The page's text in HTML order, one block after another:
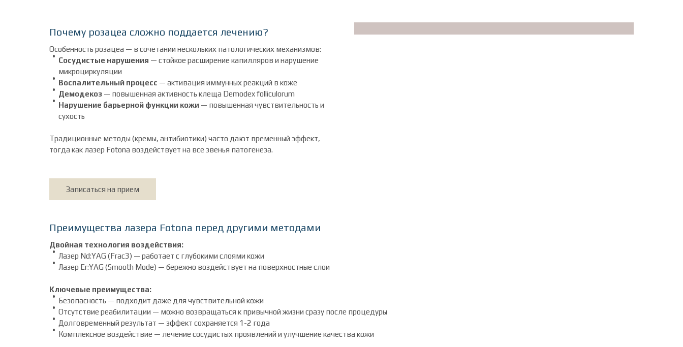
Почему розацеа сложно поддается лечению?
Особенность розацеа — в сочетании нескольких патологических механизмов:
Сосудистые нарушения — стойкое расширение капилляров и нарушение
микроциркуляции
Воспалительный процесс — активация иммунных реакций в коже
Демодекоз — повышенная активность клеща Demodex folliculorum
Нарушение барьерной функции кожи — повышенная чувствительность и
сухость
Традиционные методы (кремы, антибиотики) часто дают временный эффект,
тогда как лазер Fotona воздействует на все звенья патогенеза.
Записаться на прием
Преимущества лазера Fotona перед другими методами
Двойная технология воздействия:
Лазер Nd:YAG (Frac3) — работает с глубокими слоями кожи
Лазер Er:YAG (Smooth Mode) — бережно воздействует на поверхностные слои
Ключевые преимущества:
Безопасность — подходит даже для чувствительной кожи
Отсутствие реабилитации — можно возвращаться к привычной жизни сразу после процедуры
Долговременный результат — эффект сохраняется 1-2 года
Комплексное воздействие — лечение сосудистых проявлений и улучшение качества кожи